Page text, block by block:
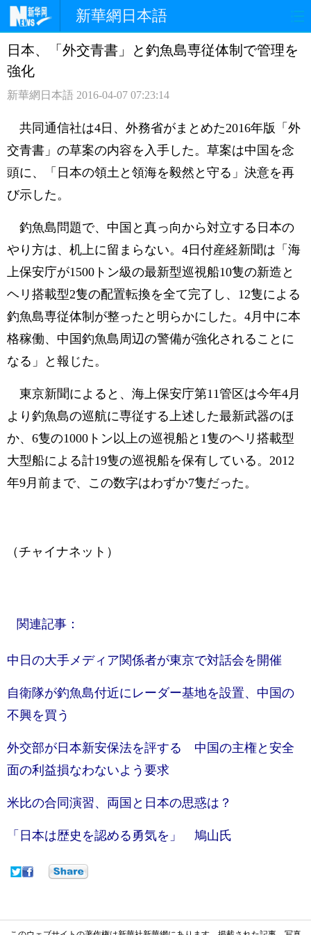
新華網日本語
ホームページ 政治 経済
観光 評論 写真
中日対訳
日本、「外交青書」と釣魚島専従体制で管理を
強化
新華網日本語 2016-04-07 07:23:14
共同通信社は4日、外務省がまとめた2016年版「外
交青書」の草案の内容を入手した。草案は中国を念
頭に、「日本の領土と領海を毅然と守る」決意を再
び示した。
釣魚島問題で、中国と真っ向から対立する日本の
やり方は、机上に留まらない。4日付産経新聞は「海
上保安庁が1500トン級の最新型巡視船10隻の新造と
ヘリ搭載型2隻の配置転換を全て完了し、12隻による
釣魚島専従体制が整ったと明らかにした。4月中に本
格稼働、中国釣魚島周辺の警備が強化されることに
なる」と報じた。
東京新聞によると、海上保安庁第11管区は今年4月
より釣魚島の巡航に専従する上述した最新武器のほ
か、6隻の1000トン以上の巡視船と1隻のヘリ搭載型
大型船による計19隻の巡視船を保有している。2012
年9月前まで、この数字はわずか7隻だった。
（チャイナネット）
関連記事：
中日の大手メディア関係者が東京で対話会を開催
自衛隊が釣魚島付近にレーダー基地を設置、中国の
不興を買う
外交部が日本新安保法を評する 中国の主権と安全
面の利益損なわないよう要求
米比の合同演習、両国と日本の思惑は？
「日本は歴史を認める勇気を」 鳩山氏